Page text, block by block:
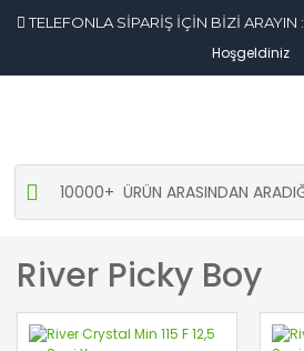
TELEFONLA SİPARİŞ İÇİN BİZİ ARAYIN :
Hoşgeldiniz
River Picky Boy